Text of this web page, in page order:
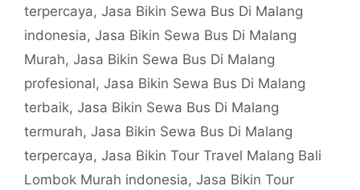
terpercaya, Jasa Bikin Sewa Bus Di Malang
indonesia, Jasa Bikin Sewa Bus Di Malang
Murah, Jasa Bikin Sewa Bus Di Malang
profesional, Jasa Bikin Sewa Bus Di Malang
terbaik, Jasa Bikin Sewa Bus Di Malang
termurah, Jasa Bikin Sewa Bus Di Malang
terpercaya, Jasa Bikin Tour Travel Malang Bali
Lombok Murah indonesia, Jasa Bikin Tour